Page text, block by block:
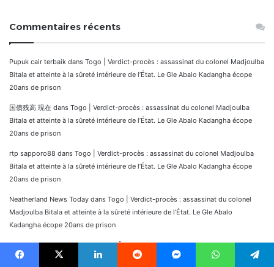
Commentaires récents
Pupuk cair terbaik dans Togo | Verdict-procès : assassinat du colonel Madjoulba
Bitala et atteinte à la sûreté intérieure de l’État. Le Gle Abalo Kadangha écope
20ans de prison
国債残高 現在 dans Togo | Verdict-procès : assassinat du colonel Madjoulba
Bitala et atteinte à la sûreté intérieure de l’État. Le Gle Abalo Kadangha écope
20ans de prison
rtp sapporo88 dans Togo | Verdict-procès : assassinat du colonel Madjoulba
Bitala et atteinte à la sûreté intérieure de l’État. Le Gle Abalo Kadangha écope
20ans de prison
Neatherland News Today dans Togo | Verdict-procès : assassinat du colonel
Madjoulba Bitala et atteinte à la sûreté intérieure de l’État. Le Gle Abalo
Kadangha écope 20ans de prison
Cami Halısı TransdinyesterdansCÔTE D’IVOIRE : Guillaume SORO annonce sa
candidature pour les élections présidentielles prochaines. Voici ce qu’il écrit aux